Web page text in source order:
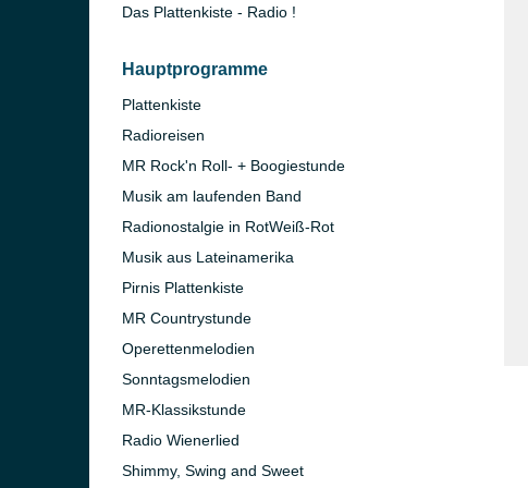
Das Plattenkiste - Radio !
Hauptprogramme
Plattenkiste
Radioreisen
MR Rock'n Roll- + Boogiestunde
Musik am laufenden Band
Radionostalgie in RotWeiß-Rot
Musik aus Lateinamerika
Pirnis Plattenkiste
MR Countrystunde
Operettenmelodien
Sonntagsmelodien
MR-Klassikstunde
Radio Wienerlied
Shimmy, Swing and Sweet